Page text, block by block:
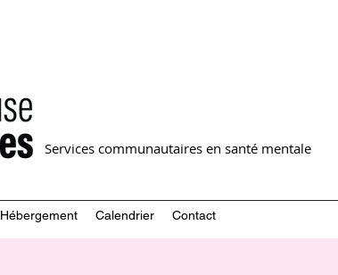
Services communautaires en santé mentale
Hébergement Calendrier Contact